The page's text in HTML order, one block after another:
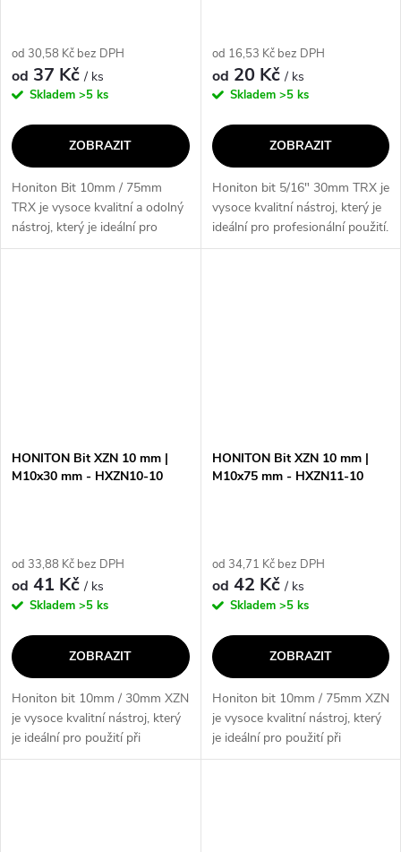
od 30,58 Kč bez DPH
od 37 Kč/ ks
Skladem >5 ks
ZOBRAZIT
Honiton Bit 10mm / 75mm
TRX je vysoce kvalitní a odolný
nástroj, který je ideální pro
profesionální použití. Jeho
od 16,53 Kč bez DPH
od 20 Kč/ ks
Skladem >5 ks
ZOBRAZIT
Honiton bit 5/16" 30mm TRX je
vysoce kvalitní nástroj, který je
ideální pro profesionální použití.
Jeho klíčové vlastnosti zahrnují
HONITON Bit XZN 10 mm |
M10x30 mm - HXZN10-10
od 33,88 Kč bez DPH
od 41 Kč/ ks
Skladem >5 ks
ZOBRAZIT
Honiton bit 10mm / 30mm XZN
je vysoce kvalitní nástroj, který
je ideální pro použití při
opravách a údržbě. Jeho klíčové
HONITON Bit XZN 10 mm |
M10x75 mm - HXZN11-10
od 34,71 Kč bez DPH
od 42 Kč/ ks
Skladem >5 ks
ZOBRAZIT
Honiton bit 10mm / 75mm XZN
je vysoce kvalitní nástroj, který
je ideální pro použití při
opravách a údržbě. Jeho klíčové